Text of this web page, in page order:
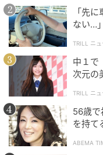
21:00
●バーガーキング®
6月30日 10時 店舗
1 営業時間：10:00-
●バーガーキング®
年6月30日 10時 店
口965-1 営業時間：
時間は、予告なく変
「先
ない…
TRILL ニュ
中１で
次元の
TRILL ニュ
56歳で
を持て
ABEMA